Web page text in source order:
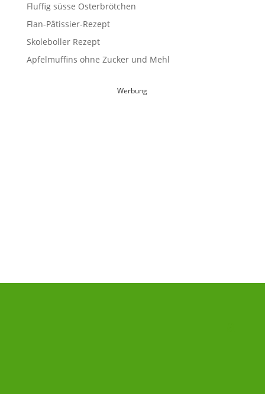
Fluffig süsse Osterbrötchen
Flan-Pâtissier-Rezept
Skoleboller Rezept
Apfelmuffins ohne Zucker und Mehl
Werbung